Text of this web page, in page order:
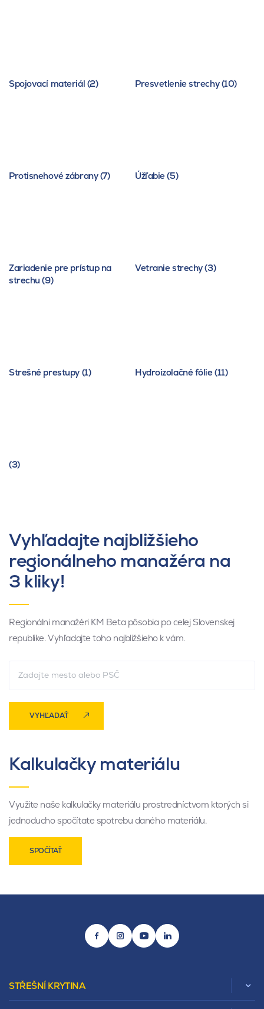
Spojovací materiál (2) Presvetlenie strechy (10)
Protisnehové zábrany (7) Úžľabie (5)
Zariadenie pre prístup na
strechu (9)
Vetranie strechy (3)
Strešné prestupy (1) Hydroizolačné fólie (11)
(3)
Vyhľadajte najbližšieho
regionálneho manažéra na
3 kliky!
Regionálni manažéri KM Beta pôsobia po celej Slovenskej
republike. Vyhľadajte toho najbližšieho k vám.
VYHĽADAŤ
Kalkulačky materiálu
Využite naše kalkulačky materiálu prostredníctvom ktorých si
jednoducho spočítate spotrebu daného materiálu.
SPOČÍTAŤ
STŘEŠNÍ KRYTINA